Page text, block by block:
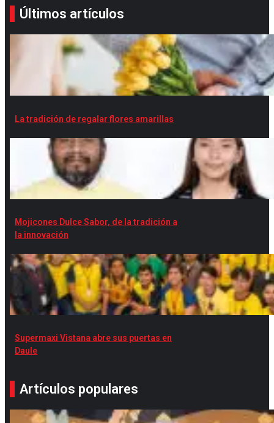
Últimos artículos
La tradición de regalar flores amarillas
Mojicones Dulce Sabor, de la tradición a
la innovación
Supermaxi Vistana abre sus puertas en
Daule
Artículos populares